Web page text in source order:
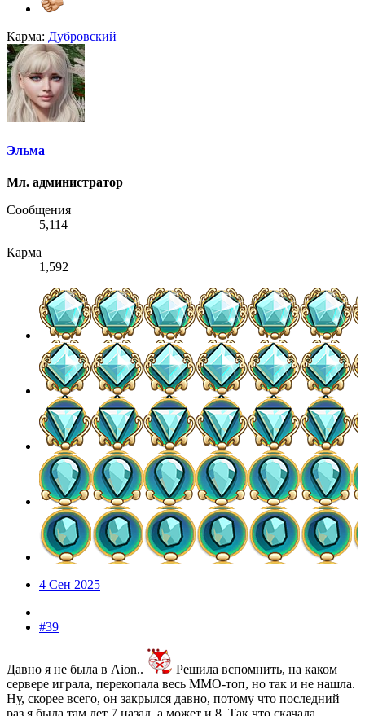
Карма: Дубровский
Эльма
Мл. администратор
Сообщения
5,114
Карма
1,592
4 Сен 2025
#39
Давно я не была в Aion..
Решила вспомнить, на каком
сервере играла, перекопала весь ММО-топ, но так и не нашла.
Ну, скорее всего, он закрылся давно, потому что последний
раз я была там лет 7 назад, а может и 8. Так что скачала